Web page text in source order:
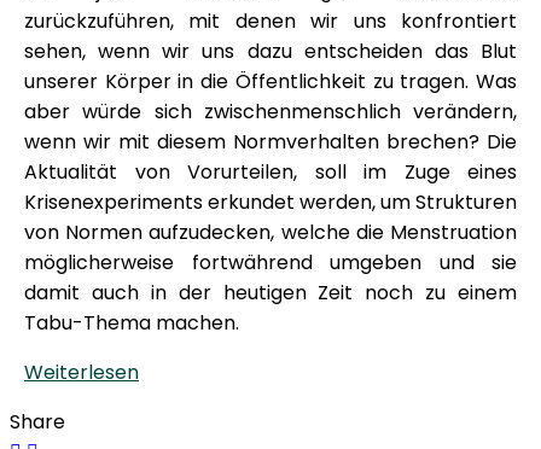
zurückzuführen, mit denen wir uns konfrontiert
sehen, wenn wir uns dazu entscheiden das Blut
unserer Körper in die Öffentlichkeit zu tragen. Was
aber würde sich zwischenmenschlich verändern,
wenn wir mit diesem Normverhalten brechen? Die
Aktualität von Vorurteilen, soll im Zuge eines
Krisenexperiments erkundet werden, um Strukturen
von Normen aufzudecken, welche die Menstruation
möglicherweise fortwährend umgeben und sie
damit auch in der heutigen Zeit noch zu einem
Tabu-Thema machen.
Weiterlesen
Share